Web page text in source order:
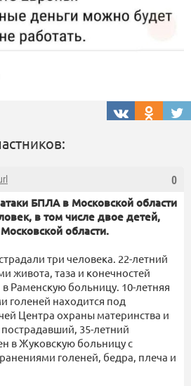
0
атаки БПЛА в Московской области
в том числе двое детей,
области.
три человека. 22-летний
живота, таза и конечностей
Раменскую больницу. 10-летняя
голеней находится под
Центра охраны материнства и
35-летний
в Жуковскую больницу с
голеней, бедра, плеча и